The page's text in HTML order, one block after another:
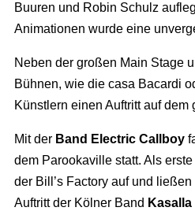
Buuren und Robin Schulz
Animationen wurde eine
Neben der großen Main Stage
Bühnen, wie die casa Bacardi
Künstlern einen Auftritt auf
Mit der Band Electric Callboy
dem Parookaville statt. Als
der Bill’s Factory auf und
Auftritt der Kölner Band Kasalla